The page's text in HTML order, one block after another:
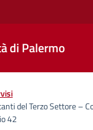
di Palermo
del Terzo Settore –
42